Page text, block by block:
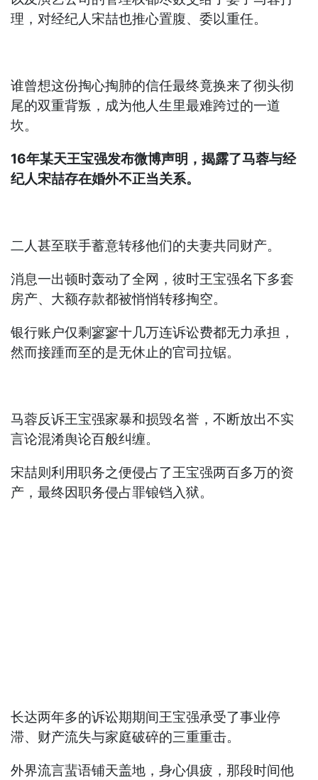
理，对经纪人宋喆也推心置腹、委以重任。
谁曾想这份掏心掏肺的信任最终竟换来了彻头彻
尾的双重背叛，成为他人生里最难跨过的一道
坎。
16年某天王宝强发布微博声明，揭露了马蓉与经
纪人宋喆存在婚外不正当关系。
二人甚至联手蓄意转移他们的夫妻共同财产。
消息一出顿时轰动了全网，彼时王宝强名下多套
房产、大额存款都被悄悄转移掏空。
银行账户仅剩寥寥十几万连诉讼费都无力承担，
然而接踵而至的是无休止的官司拉锯。
马蓉反诉王宝强家暴和损毁名誉，不断放出不实
言论混淆舆论百般纠缠。
宋喆则利用职务之便侵占了王宝强两百多万的资
产，最终因职务侵占罪锒铛入狱。
长达两年多的诉讼期期间王宝强承受了事业停
滞、财产流失与家庭破碎的三重重击。
外界流言蜚语铺天盖地，身心俱疲，那段时间他